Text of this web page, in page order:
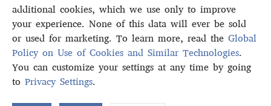
additional cookies, which we use only to improve
your experience. None of this data will ever be sold
or used for marketing. To learn more, read the Global
Policy on Use of Cookies and Similar Technologies
You can customize your settings at any time by going
to Privacy Settings
new
JW Library
Copyright © 2026 Watch Tower Bible and Tract Society of Pennsylvania.
ውዕል ኣጠቓቕማ |